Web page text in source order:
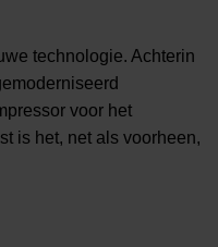
technologie. Achterin
voor het
is het, net als voorheen,